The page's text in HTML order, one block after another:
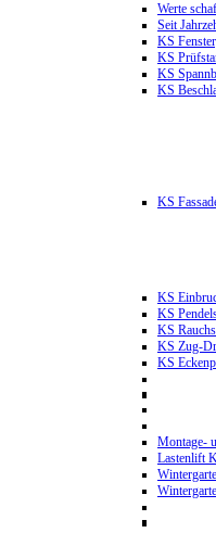
Werte
Seit
KS
KS
KS
KS
KS
KS
KS
KS
KS Zug-
KS
Montage-
Lastenlift